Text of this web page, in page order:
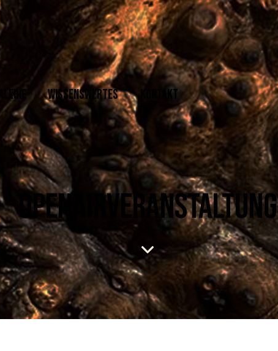
GALERIE WISSENSWERTES KONTAKT
OPENAIRVERANSTALTUNG